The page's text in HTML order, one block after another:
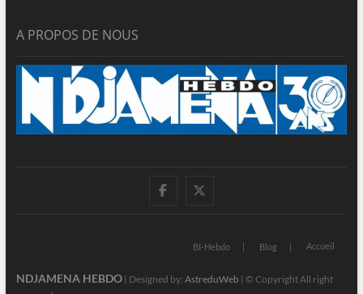
A PROPOS DE NOUS
facebook
BI-Hebdo Blog Accueil
NDJAMENA HEBDO| Designed by: AstreduWeb | © Copyright All right